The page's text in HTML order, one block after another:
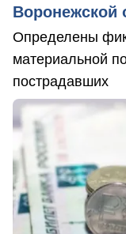
Воронежской
Определены
материальной
пострадавших